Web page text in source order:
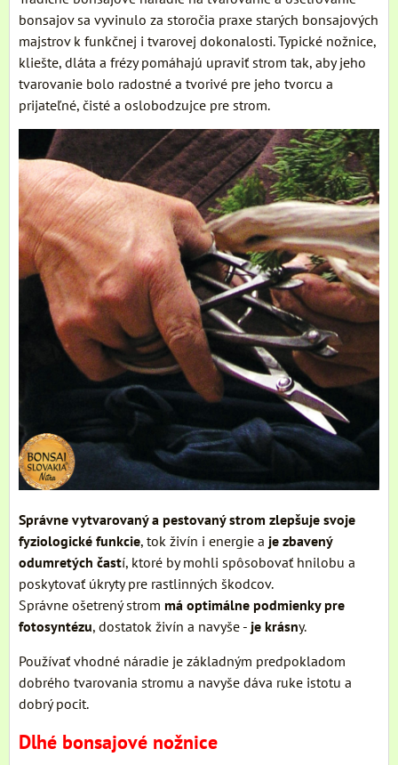
bonsajov sa vyvinulo za storočia praxe starých bonsajových
majstrov k funkčnej i tvarovej dokonalosti. Typické nožnice,
kliešte, dláta a frézy pomáhajú upraviť strom tak, aby jeho
tvarovanie bolo radostné a tvorivé pre jeho tvorcu a
prijateľné, čisté a oslobodzujce pre strom.
Správne vytvarovaný a pestovaný strom zlepšuje svoje
fyziologické funkcie, tok živín i energie a je zbavený
odumretých častí, ktoré by mohli spôsobovať hnilobu a
poskytovať úkryty pre rastlinných škodcov.
Správne ošetrený strom má optimálne podmienky pre
fotosyntézu, dostatok živín a navyše - je krásny.
Používať vhodné náradie je základným predpokladom
dobrého tvarovania stromu a navyše dáva ruke istotu a
dobrý pocit.
Dlhé bonsajové nožnice